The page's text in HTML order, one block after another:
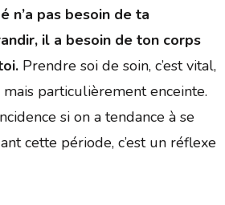
n’a pas besoin de ta
il a besoin de ton corps
Prendre soi de soin, c’est vital,
particulièrement enceinte.
si on a tendance à se
cette période, c’est un réflexe